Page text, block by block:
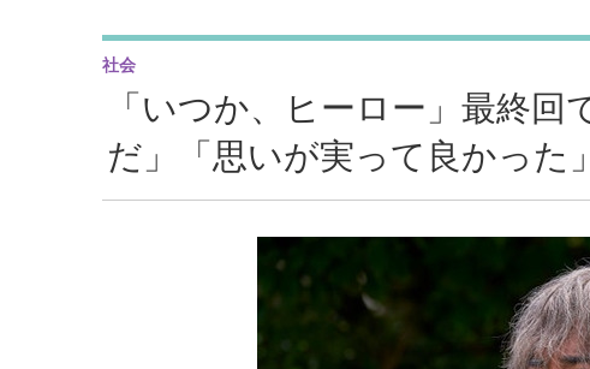
「いつか、ヒーロー」最終
だ」「思いが実って良かった
社会